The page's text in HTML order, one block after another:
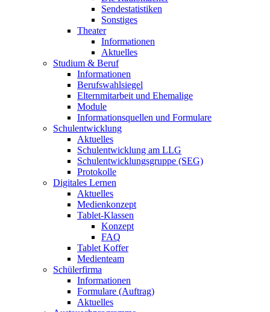
Sendestatistiken
Sonstiges
Theater
Informationen
Aktuelles
Studium & Beruf
Informationen
Berufswahlsiegel
Elternmitarbeit und Ehemalige
Module
Informationsquellen und Formulare
Schulentwicklung
Aktuelles
Schulentwicklung am LLG
Schulentwicklungsgruppe (SEG)
Protokolle
Digitales Lernen
Aktuelles
Medienkonzept
Tablet-Klassen
Konzept
FAQ
Tablet Koffer
Medienteam
Schülerfirma
Informationen
Formulare (Auftrag)
Aktuelles